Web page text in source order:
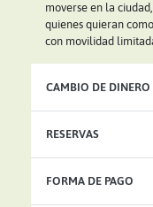
moverse en la
quienes quieran
con movilidad
CAMBIO DE DINERO
RESERVAS
FORMA DE PAGO